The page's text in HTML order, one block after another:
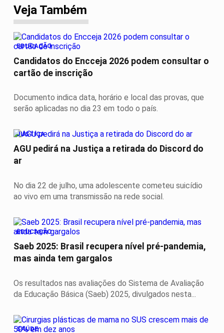
Veja Também
EDUCAÇÃO
Candidatos do Encceja 2026 podem consultar o
cartão de inscrição
Documento indica data, horário e local das provas, que
serão aplicadas no dia 23 em todo o país.
JUSTIÇA
AGU pedirá na Justiça a retirada do Discord do
ar
No dia 22 de julho, uma adolescente cometeu suicídio
ao vivo em uma transmissão na rede social.
EDUCAÇÃO
Saeb 2025: Brasil recupera nível pré-pandemia,
mas ainda tem gargalos
Os resultados nas avaliações do Sistema de Avaliação
da Educação Básica (Saeb) 2025, divulgados nesta...
SAÚDE